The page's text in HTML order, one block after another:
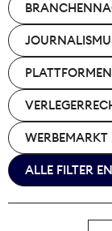
PLATTFORMEN
WERBEMARKT
ALLE FILTER